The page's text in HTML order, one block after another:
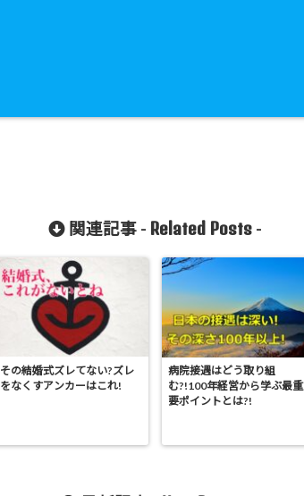
関連記事 - Related Posts-
その結婚式ズレてない?ズレ
をなくすアンカーはこれ!
病院接遇はどう取り組
む?!100年経営から学ぶ最重
要ポイントとは?!